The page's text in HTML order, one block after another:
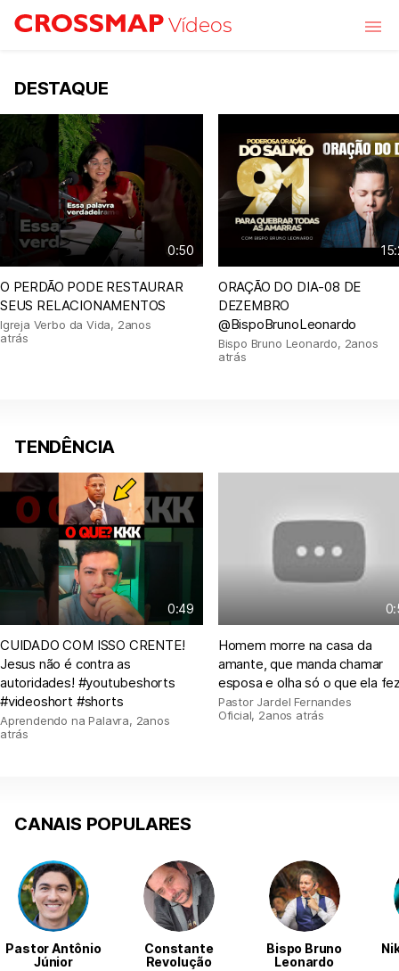
Skip to main content Vídeos
DESTAQUE
0:50
O PERDÃO PODE RESTAURAR
SEUS RELACIONAMENTOS
Igreja Verbo da Vida, 2anos
atrás
ORAÇÃO DO DIA-08 DE
DEZEMBRO
@BispoBrunoLeonardo
Bispo Bruno Leonardo, 2anos
atrás
TENDÊNCIA
0:49
CUIDADO COM ISSO CRENTE!
Jesus não é contra as
autoridades! #youtubeshorts
#videoshort #shorts
Aprendendo na Palavra, 2anos
atrás
Homem morre na casa da
amante, que manda chamar
esposa e olha só o que ela
Pastor Jardel Fernandes
Oficial, 2anos atrás
CANAIS POPULARES
Pastor Antônio
Júnior
Constante
Revolução
Bispo Bruno
Leonardo